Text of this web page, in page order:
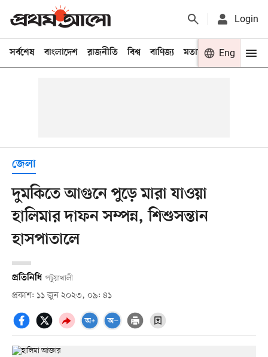
Login
সর্বশেষ বাংলাদেশ রাজনীতি বিশ্ব বাণিজ্য মতামত খেলা
Eng
জেলা
দুমকিতে আগুনে পুড়ে মারা যাওয়া
হালিমার দাফন সম্পন্ন, শিশুসন্তান
হাসপাতালে
প্রতিনিধি পটুয়াখালী
প্রকাশ: ১১ জুন ২০২৩, ০৯: ৪১